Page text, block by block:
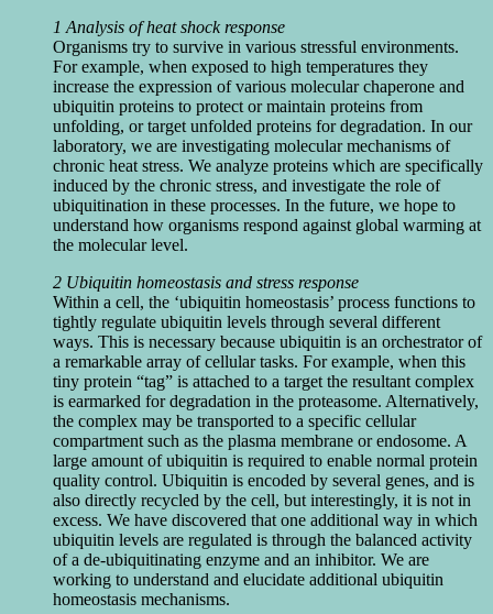
1 Analysis of heat shock response
Organisms try to survive in various stressful environments.
For example, when exposed to high temperatures they
increase the expression of various molecular chaperone and
ubiquitin proteins to protect or maintain proteins from
unfolding, or target unfolded proteins for degradation. In our
laboratory, we are investigating molecular mechanisms of
chronic heat stress. We analyze proteins which are specifically
induced by the chronic stress, and investigate the role of
ubiquitination in these processes. In the future, we hope to
understand how organisms respond against global warming at
the molecular level.
2 Ubiquitin homeostasis and stress response
Within a cell, the ‘ubiquitin homeostasis’ process functions to
tightly regulate ubiquitin levels through several different
ways. This is necessary because ubiquitin is an orchestrator of
a remarkable array of cellular tasks. For example, when this
tiny protein “tag” is attached to a target the resultant complex
is earmarked for degradation in the proteasome. Alternatively,
the complex may be transported to a specific cellular
compartment such as the plasma membrane or endosome. A
large amount of ubiquitin is required to enable normal protein
quality control. Ubiquitin is encoded by several genes, and is
also directly recycled by the cell, but interestingly, it is not in
excess. We have discovered that one additional way in which
ubiquitin levels are regulated is through the balanced activity
of a de-ubiquitinating enzyme and an inhibitor. We are
working to understand and elucidate additional ubiquitin
homeostasis mechanisms.